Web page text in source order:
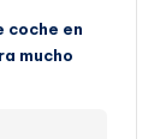
coche en
mucho